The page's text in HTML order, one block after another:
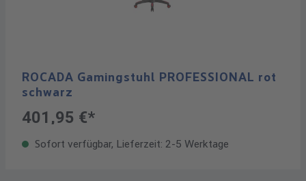
ROCADA Gamingstuhl PROFESSIONAL rot
schwarz
401,95 €*
Sofort verfügbar, Lieferzeit: 2-5 Werktage